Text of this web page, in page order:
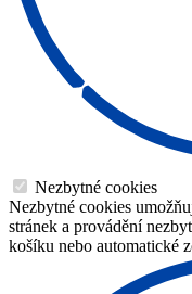
Nezbytné cookies
Nezbytné cookies
stránek a provádění
košíku nebo automatické